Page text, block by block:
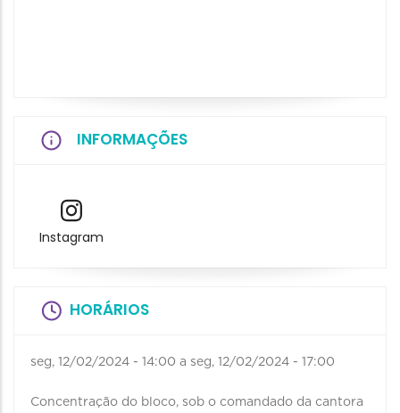
INFORMAÇÕES
Instagram
HORÁRIOS
seg, 12/02/2024 - 14:00 a seg, 12/02/2024 - 17:00
Concentração do bloco, sob o comandado da cantora